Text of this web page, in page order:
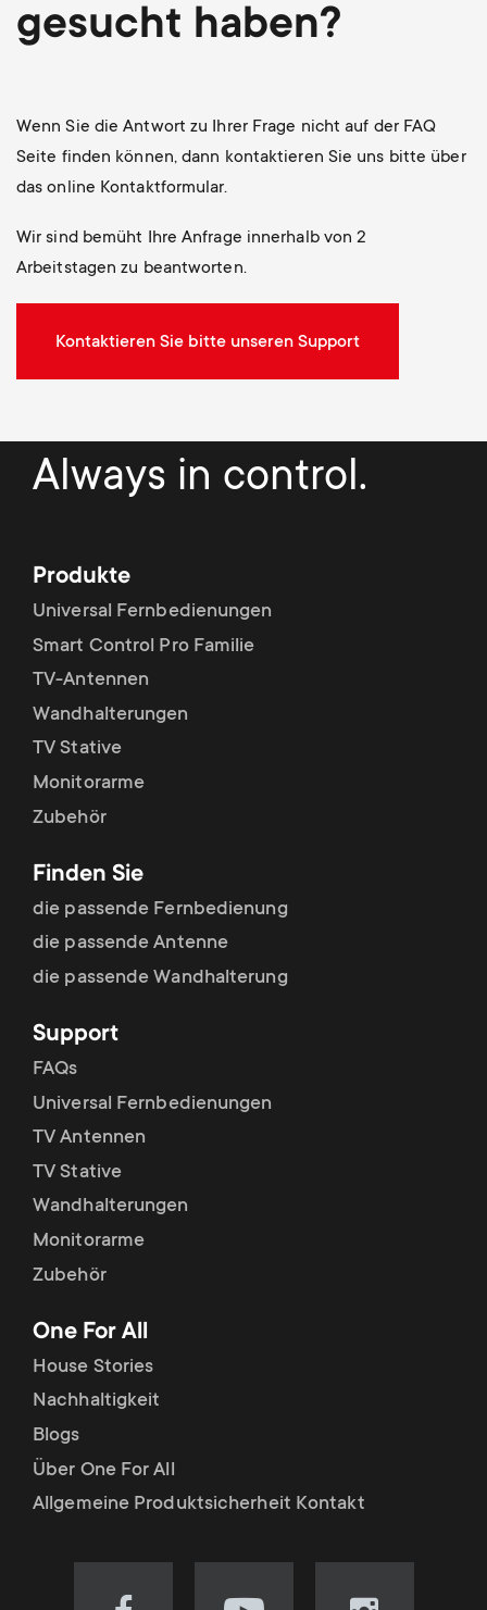
gesucht haben?
Wenn Sie die Antwort zu Ihrer Frage nicht auf der FAQ
Seite finden können, dann kontaktieren Sie uns bitte über
das online Kontaktformular.
Wir sind bemüht Ihre Anfrage innerhalb von 2
Arbeitstagen zu beantworten.
Kontaktieren Sie bitte unseren Support
Always in control.
Produkte
Universal Fernbedienungen
Smart Control Pro Familie
TV-Antennen
Wandhalterungen
TV Stative
Monitorarme
Zubehör
Finden Sie
die passende Fernbedienung
die passende Antenne
die passende Wandhalterung
Support
FAQs
Universal Fernbedienungen
TV Antennen
TV Stative
Wandhalterungen
Monitorarme
Zubehör
One For All
House Stories
Nachhaltigkeit
Blogs
Über One For All
Allgemeine Produktsicherheit Kontakt